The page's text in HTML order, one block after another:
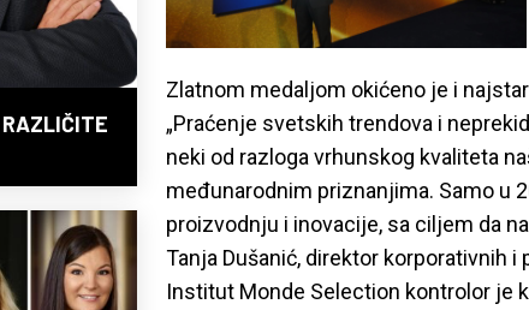
Zlatnom medaljom okićeno je i
„Praćenje svetskih trendova i
neki od razloga vrhunskog kvaliteta
međunarodnim priznanjima. Samo u
proizvodnju i inovacije, sa ciljem da
Tanja Dušanić, direktor korporativnih
Institut Monde Selection kontrolor je